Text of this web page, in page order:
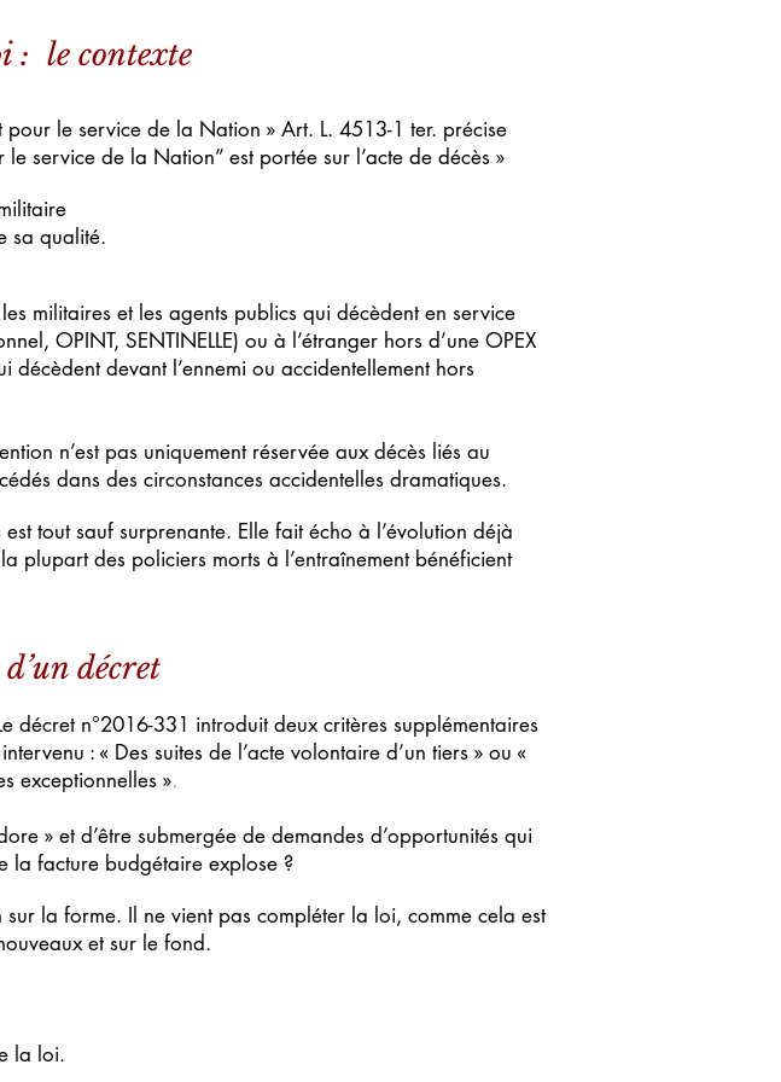
: le contexte
le service de la Nation » Art. L. 4513-1 ter. précise
service de la Nation” est portée sur l’acte de décès »
sa qualité.
militaires et les agents publics qui décèdent en service
OPINT, SENTINELLE) ou à l’étranger hors d’une OPEX
décèdent devant l’ennemi ou accidentellement hors
n’est pas uniquement réservée aux décès liés au
dans des circonstances accidentelles dramatiques.
tout sauf surprenante. Elle fait écho à l’évolution déjà
plupart des policiers morts à l’entraînement bénéficient
décret
décret n°2016-331 introduit deux critères supplémentaires
: « Des suites de l’acte volontaire d’un tiers » ou «
exceptionnelles ».
» et d’être submergée de demandes d’opportunités qui
la facture budgétaire explose ?
sur la forme. Il ne vient pas compléter la loi, comme cela est
et sur le fond.
la loi.